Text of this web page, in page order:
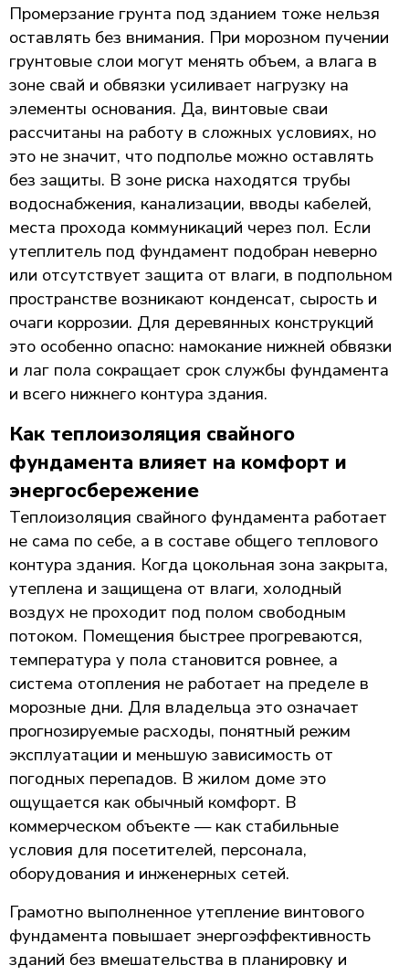
Промерзание грунта под зданием тоже нельзя
оставлять без внимания. При морозном пучении
грунтовые слои могут менять объем, а влага в
зоне свай и обвязки усиливает нагрузку на
элементы основания. Да, винтовые сваи
рассчитаны на работу в сложных условиях, но
это не значит, что подполье можно оставлять
без защиты. В зоне риска находятся трубы
водоснабжения, канализации, вводы кабелей,
места прохода коммуникаций через пол. Если
утеплитель под фундамент подобран неверно
или отсутствует защита от влаги, в подпольном
пространстве возникают конденсат, сырость и
очаги коррозии. Для деревянных конструкций
это особенно опасно: намокание нижней обвязки
и лаг пола сокращает срок службы фундамента
и всего нижнего контура здания.
Как теплоизоляция свайного
фундамента влияет на комфорт и
энергосбережение
Теплоизоляция свайного фундамента работает
не сама по себе, а в составе общего теплового
контура здания. Когда цокольная зона закрыта,
утеплена и защищена от влаги, холодный
воздух не проходит под полом свободным
потоком. Помещения быстрее прогреваются,
температура у пола становится ровнее, а
система отопления не работает на пределе в
морозные дни. Для владельца это означает
прогнозируемые расходы, понятный режим
эксплуатации и меньшую зависимость от
погодных перепадов. В жилом доме это
ощущается как обычный комфорт. В
коммерческом объекте — как стабильные
условия для посетителей, персонала,
оборудования и инженерных сетей.
Грамотно выполненное утепление винтового
фундамента повышает энергоэффективность
зданий без вмешательства в планировку и